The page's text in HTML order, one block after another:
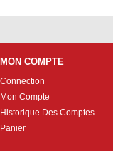
MON COMPTE
Connection
Mon Compte
Historique Des Comptes
Panier